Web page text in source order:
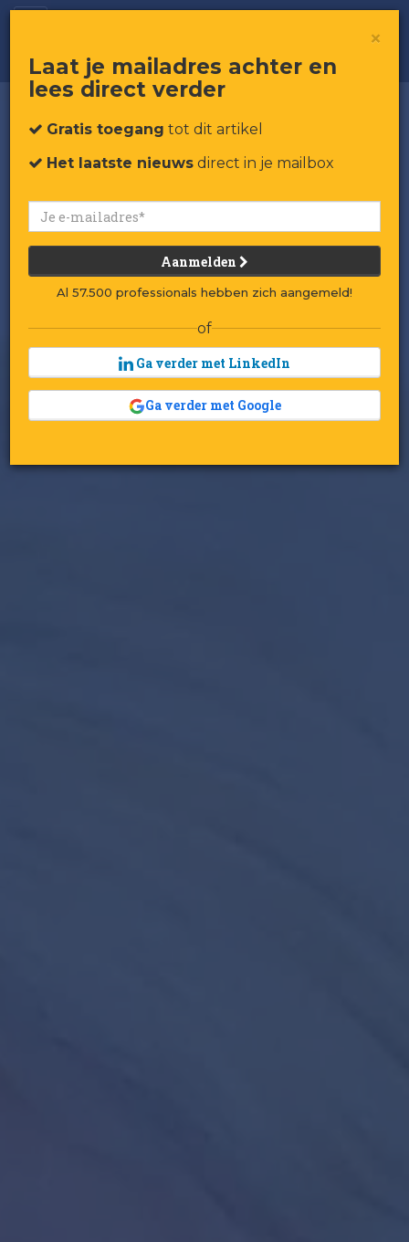
×
Laat je mailadres achter en
lees direct verder
Gratis toegang tot dit artikel
Het laatste nieuws direct in je mailbox
Aanmelden
Al 57.500 professionals hebben zich aangemeld!
of
Ga verder met LinkedIn
Ga verder met Google